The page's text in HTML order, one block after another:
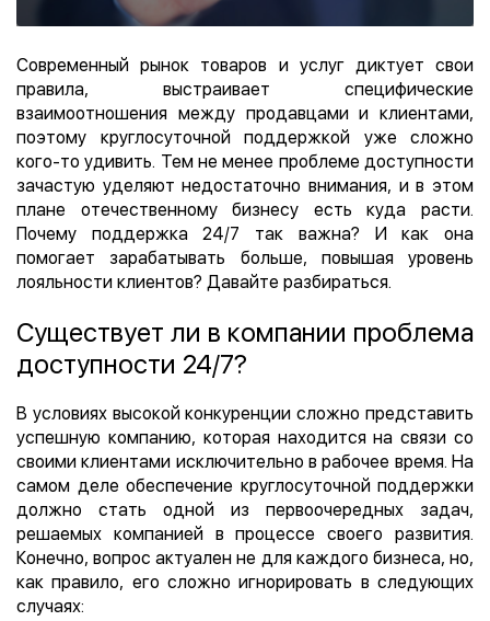
Современный рынок товаров и услуг диктует свои
правила, выстраивает специфические
взаимоотношения между продавцами и клиентами,
поэтому круглосуточной поддержкой уже сложно
кого-то удивить. Тем не менее проблеме доступности
зачастую уделяют недостаточно внимания, и в этом
плане отечественному бизнесу есть куда расти.
Почему поддержка 24/7 так важна? И как она
помогает зарабатывать больше, повышая уровень
лояльности клиентов? Давайте разбираться.
Существует ли в компании проблема
доступности 24/7?
В условиях высокой конкуренции сложно представить
успешную компанию, которая находится на связи со
своими клиентами исключительно в рабочее время. На
самом деле обеспечение круглосуточной поддержки
должно стать одной из первоочередных задач,
решаемых компанией в процессе своего развития.
Конечно, вопрос актуален не для каждого бизнеса, но,
как правило, его сложно игнорировать в следующих
случаях: